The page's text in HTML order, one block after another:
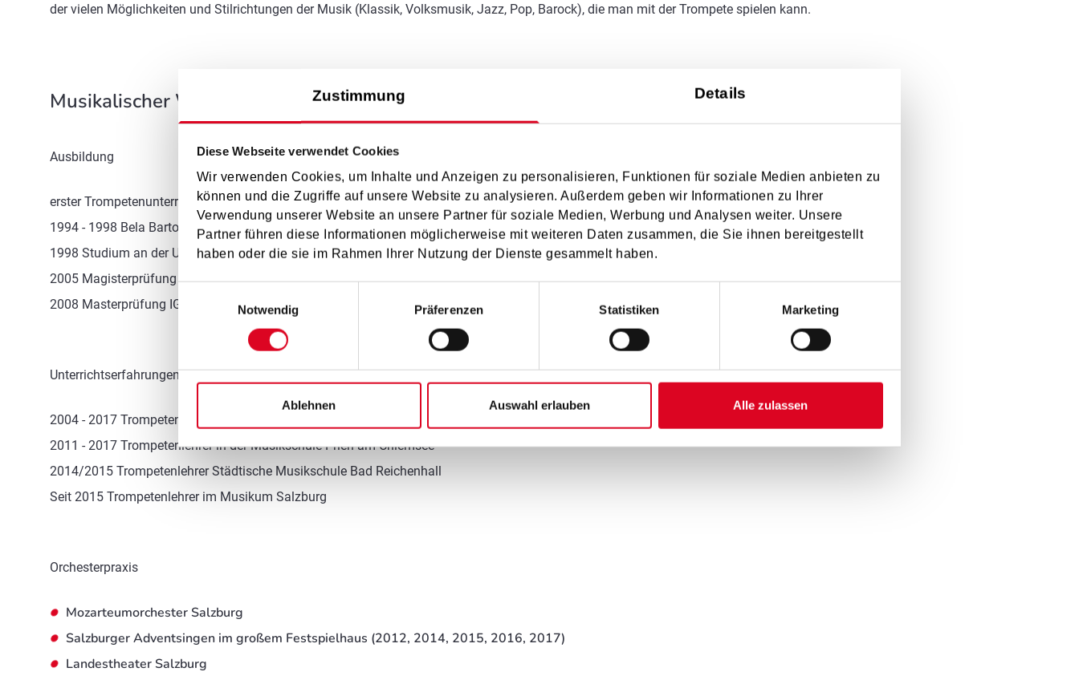
Zustimmung Details
Diese Webseite verwendet Cookies
Wir verwenden Cookies, um Inhalte und Anzeigen zu personalisieren, Funktionen für soziale Medien anbieten zu
können und die Zugriffe auf unsere Website zu analysieren. Außerdem geben wir Informationen zu Ihrer
Verwendung unserer Website an unsere Partner für soziale Medien, Werbung und Analysen weiter. Unsere
Partner führen diese Informationen möglicherweise mit weiteren Daten zusammen, die Sie ihnen bereitgestellt
haben oder die sie im Rahmen Ihrer Nutzung der Dienste gesammelt haben.
Notwendig
Präferenzen Statistiken Marketing
Ablehnen Auswahl erlauben Alle zulassen
der vielen Möglichkeiten und Stilrichtungen der Musik (Klassik, Volksmusik, Jazz, Pop, Barock), die man mit der Trompete spielen kann.
Musikalischer Werdegang
Ausbildung
erster Trompetenunterricht mit zwölf Jahren
1994 - 1998 Bela Bartok Musikgymnasium in Budapest
1998 Studium an der Universität Mozarteum Salzburg bei Prof. Hans Gansch
2005 Magisterprüfung Konzertfach mit Auszeichnung
2008 Masterprüfung IGP mit Auszeichnung
Unterrichtserfahrungen
2004 - 2017 Trompetenlehrer in der Musikschule Berchtesgaden
2011 - 2017 Trompetenlehrer in der Musikschule Prien am Chiemsee
2014/2015 Trompetenlehrer Städtische Musikschule Bad Reichenhall
Seit 2015 Trompetenlehrer im Musikum Salzburg
Orchesterpraxis
Mozarteumorchester Salzburg
Salzburger Adventsingen im großem Festspielhaus (2012, 2014, 2015, 2016, 2017)
Landestheater Salzburg